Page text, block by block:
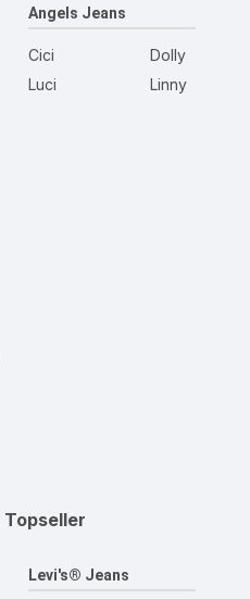
Angels Jeans
Cici
Luci
Dolly
Linny
Topseller
Levi's® Jeans